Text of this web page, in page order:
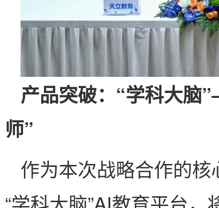
产品突破：“学科大
师”
作为本次战略合作的